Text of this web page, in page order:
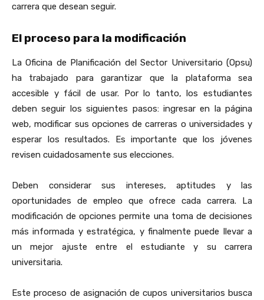
carrera que desean seguir.
El proceso para la modificación
La Oficina de Planificación del Sector Universitario (Opsu)
ha trabajado para garantizar que la plataforma sea
accesible y fácil de usar. Por lo tanto, los estudiantes
deben seguir los siguientes pasos: ingresar en la página
web, modificar sus opciones de carreras o universidades y
esperar los resultados. Es importante que los jóvenes
revisen cuidadosamente sus elecciones.
Deben considerar sus intereses, aptitudes y las
oportunidades de empleo que ofrece cada carrera. La
modificación de opciones permite una toma de decisiones
más informada y estratégica, y finalmente puede llevar a
un mejor ajuste entre el estudiante y su carrera
universitaria.
Este proceso de asignación de cupos universitarios busca